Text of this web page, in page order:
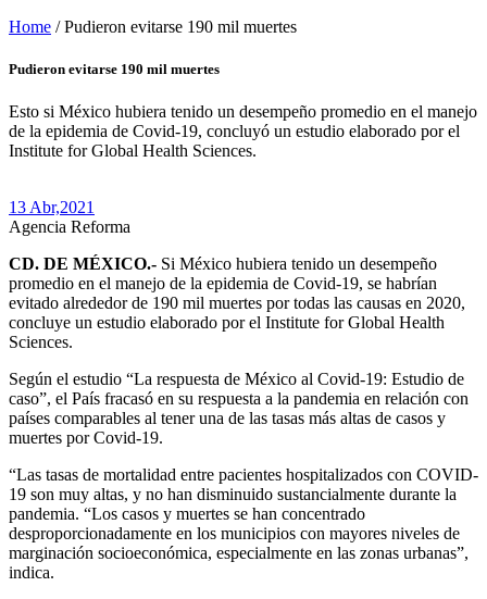
Home / Pudieron evitarse 190 mil muertes
Pudieron evitarse 190 mil muertes
Esto si México hubiera tenido un desempeño promedio en el manejo
de la epidemia de Covid-19, concluyó un estudio elaborado por el
Institute for Global Health Sciences.
13 Abr,2021
Agencia Reforma
CD. DE MÉXICO.- Si México hubiera tenido un desempeño
promedio en el manejo de la epidemia de Covid-19, se habrían
evitado alrededor de 190 mil muertes por todas las causas en 2020,
concluye un estudio elaborado por el Institute for Global Health
Sciences.
Según el estudio “La respuesta de México al Covid-19: Estudio de
caso”, el País fracasó en su respuesta a la pandemia en relación con
países comparables al tener una de las tasas más altas de casos y
muertes por Covid-19.
“Las tasas de mortalidad entre pacientes hospitalizados con COVID-
19 son muy altas, y no han disminuido sustancialmente durante la
pandemia. “Los casos y muertes se han concentrado
desproporcionadamente en los municipios con mayores niveles de
marginación socioeconómica, especialmente en las zonas urbanas”,
indica.